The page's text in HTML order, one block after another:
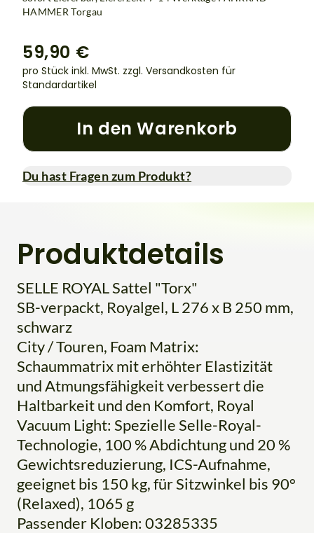
HAMMER Torgau
59,90 €
pro Stück inkl. MwSt. zzgl. Versandkosten für
Standardartikel
In den Warenkorb
Du hast Fragen zum Produkt?
Produktdetails
SELLE ROYAL Sattel "Torx"
SB-verpackt, Royalgel, L 276 x B 250 mm,
schwarz
City / Touren, Foam Matrix:
Schaummatrix mit erhöhter Elastizität
und Atmungsfähigkeit verbessert die
Haltbarkeit und den Komfort, Royal
Vacuum Light: Spezielle Selle-Royal-
Technologie, 100 % Abdichtung und 20 %
Gewichtsreduzierung, ICS-Aufnahme,
geeignet bis 150 kg, für Sitzwinkel bis 90°
(Relaxed), 1065 g
Passender Kloben: 03285335